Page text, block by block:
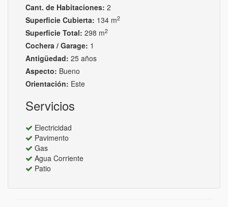
Cant. de Habitaciones: 2
Superficie Cubierta: 134 m2
Superficie Total: 298 m2
Cochera / Garage: 1
Antigüedad: 25 años
Aspecto: Bueno
Orientación: Este
Servicios
Electricidad
Pavimento
Gas
Agua Corriente
Patio